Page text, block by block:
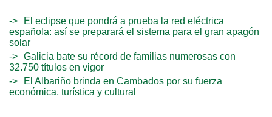
El eclipse que pondrá a prueba la red eléctrica
española: así se preparará el sistema para el gran apagón
solar
Galicia bate su récord de familias numerosas con
32.750 títulos en vigor
El Albariño brinda en Cambados por su fuerza
económica, turística y cultural